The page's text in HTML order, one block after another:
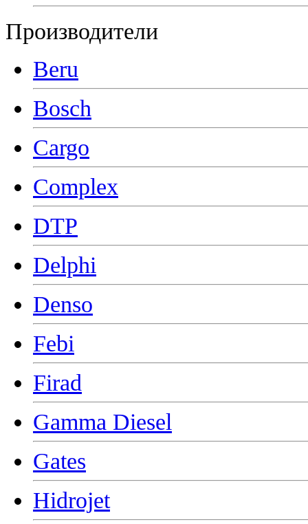
Производители
Beru
Bosch
Cargo
Complex
DTP
Delphi
Denso
Febi
Firad
Gamma Diesel
Gates
Hidrojet